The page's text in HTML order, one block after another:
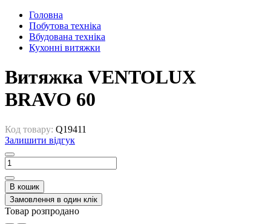
Головна
Побутова техніка
Вбудована техніка
Кухонні витяжки
Витяжка VENTOLUX
BRAVO 60
Код товару: Q19411
Залишити відгук
В кошик
Замовлення в один клік
Товар розпродано